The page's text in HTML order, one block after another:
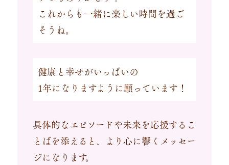
これからも一緒に楽しい時間を過ご
そうね。
健康と幸せがいっぱいの
1年になりますように願っています！
具体的なエピソードや未来を応援するこ
とばを添えると、より心に響くメッセー
ジになります。